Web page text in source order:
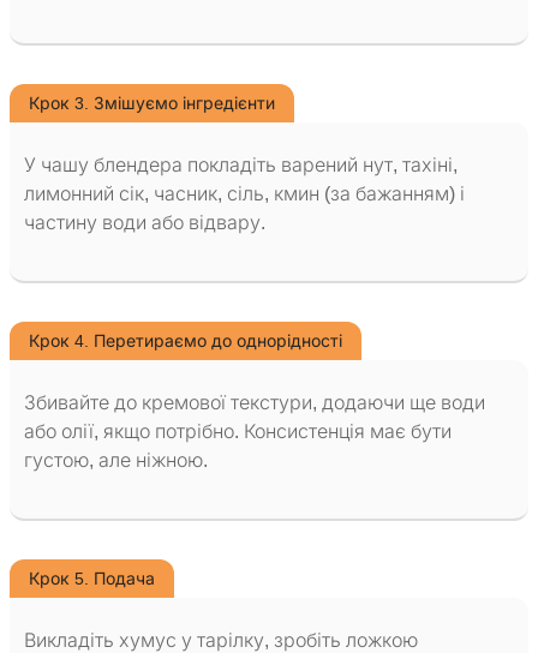
Крок 3. Змішуємо інгредієнти
У чашу блендера покладіть варений нут, тахіні,
лимонний сік, часник, сіль, кмин (за бажанням) і
частину води або відвару.
Крок 4. Перетираємо до однорідності
Збивайте до кремової текстури, додаючи ще води
або олії, якщо потрібно. Консистенція має бути
густою, але ніжною.
Крок 5. Подача
Викладіть хумус у тарілку, зробіть ложкою